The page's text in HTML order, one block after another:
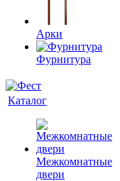
Арки
Фурнитура
Каталог
Межкомнатные
двери